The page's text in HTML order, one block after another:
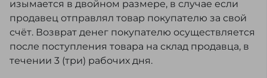
изымается в двойном размере, в случае если
продавец отправлял товар покупателю за свой
счёт. Возврат денег покупателю осуществляется
после поступления товара на склад продавца, в
течении 3 (три) рабочих дня.